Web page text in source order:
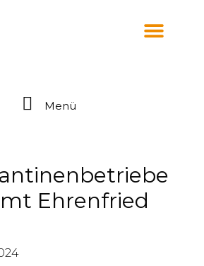
Menü
Ehrenfried